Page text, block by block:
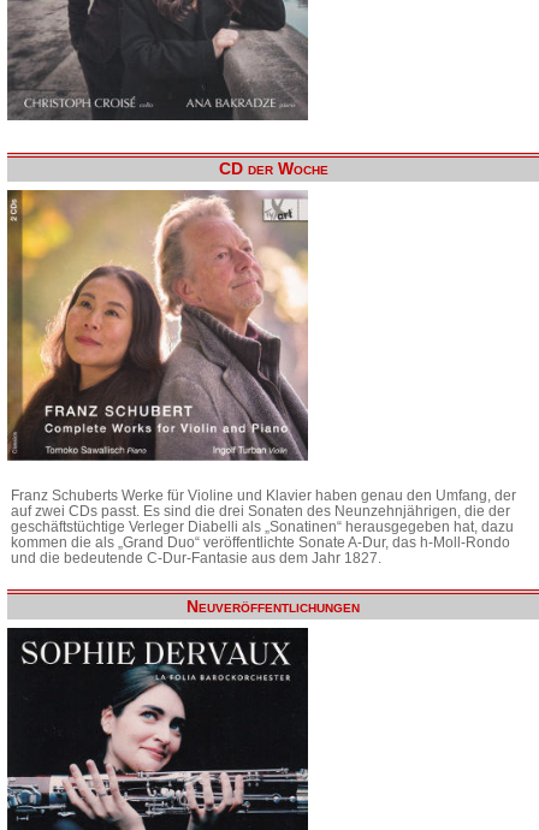
CD der Woche
Franz Schuberts Werke für Violine und Klavier haben genau den Umfang, der
auf zwei CDs passt. Es sind die drei Sonaten des Neunzehnjährigen, die der
geschäftstüchtige Verleger Diabelli als „Sonatinen“ herausgegeben hat, dazu
kommen die als „Grand Duo“ veröffentlichte Sonate A-Dur, das h-Moll-Rondo
und die bedeutende C-Dur-Fantasie aus dem Jahr 1827.
Neuveröffentlichungen